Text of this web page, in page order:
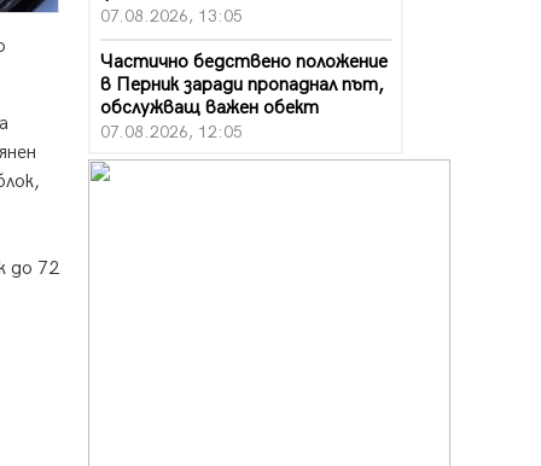
до 72
07.08.2026, 13:05
Частично бедствено положение
в Перник заради пропаднал път,
обслужващ важен обект
07.08.2026, 12:05
Да отговорим на жегите с филм